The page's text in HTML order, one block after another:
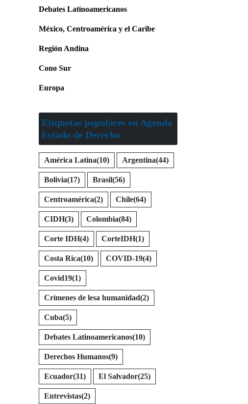
Debates Latinoamericanos
México, Centroamérica y el Caribe
Región Andina
Cono Sur
Europa
Etiquetas populares en Agenda
Estado de Derecho
América Latina(10) Argentina(44)
Bolivia(17) Brasil(56)
Centroamérica(2) Chile(64)
CIDH(3) Colombia(84)
Corte IDH(4) CorteIDH(1)
Costa Rica(10) COVID-19(4)
Covid19(1)
Crímenes de lesa humanidad(2)
Cuba(5)
Debates Latinoamericanos(10)
Derechos Humanos(9)
Ecuador(31) El Salvador(25)
Entrevistas(2)